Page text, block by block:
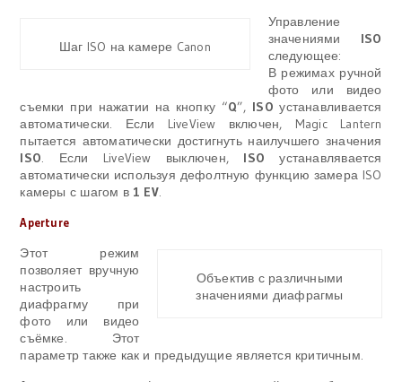
Шаг ISO на камере Canon
Управление
значениями ISO
следующее:
В режимах ручной
фото или видео
съемки при нажатии на кнопку “Q”, ISO устанавливается
автоматически. Если LiveView включен, Magic Lantern
пытается автоматически достигнуть наилучшего значения
ISO. Если LiveView выключен, ISO устанавлявается
автоматически используя дефолтную функцию замера ISO
камеры с шагом в 1 EV.
Aperture
Объектив с различными
значениями диафрагмы
Этот режим
позволяет вручную
настроить
диафрагму при
фото или видео
съёмке. Этот
параметр также как и предыдущие является критичным.